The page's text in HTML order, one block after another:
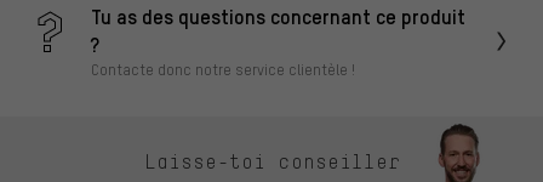
Tu as des questions concernant ce produit
?
Contacte donc notre service clientèle !
Laisse-toi conseiller